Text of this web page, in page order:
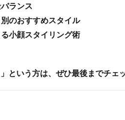
ランス
のおすすめスタイル
小顔スタイリング術
という方は、ぜひ最後までチェ